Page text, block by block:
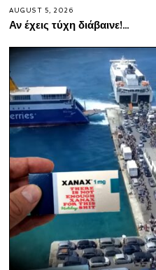
AUGUST 5, 2026
Αν έχεις τύχη διάβαινε!…